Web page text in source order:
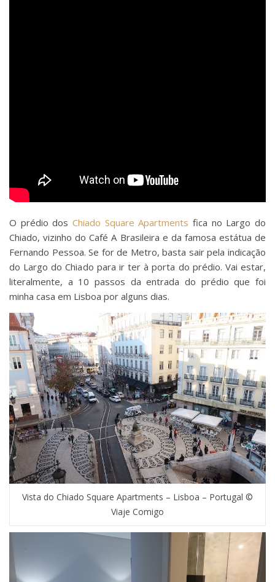
O prédio dos Chiado Square Apartments fica no Largo do
Chiado, vizinho do Café A Brasileira e da famosa estátua de
Fernando Pessoa. Se for de Metro, basta sair pela indicação
do Largo do Chiado para ir ter à porta do prédio. Vai estar,
literalmente, a 10 passos da entrada do prédio que foi
minha casa em Lisboa por alguns dias.
Vista do Chiado Square Apartments – Lisboa – Portugal ©
Viaje Comigo